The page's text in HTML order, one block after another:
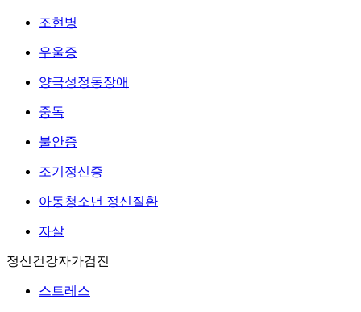
조현병
우울증
양극성정동장애
중독
불안증
조기정신증
아동청소년 정신질환
자살
정신건강자가검진
스트레스